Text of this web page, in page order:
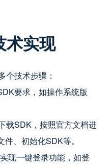
术实现
个技术步骤：
要求，如操作系统版
载SDK，按照官方文档进
、初始化SDK等。
现一键登录功能，如登